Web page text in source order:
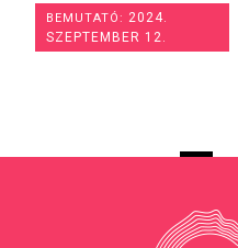
BEMUTATÓ: 2024.
SZEPTEMBER 12.